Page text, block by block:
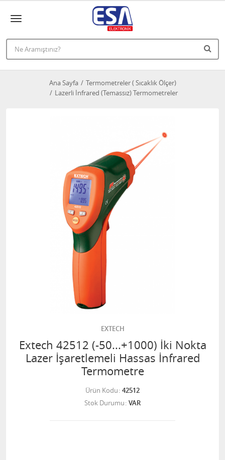
Ana Sayfa
Termometreler ( Sıcaklık Ölçer)
Lazerli İnfrared (Temassız) Termometreler
EXTECH
Extech 42512 (-50...+1000) İki Nokta
Lazer İşaretlemeli Hassas İnfrared
Termometre
Ürün Kodu 42512
Stok Durumu VAR